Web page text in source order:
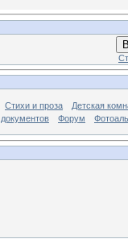
Стихи и проза
Детская
Форум